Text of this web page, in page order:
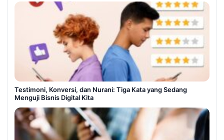
Testimoni, Konversi, dan Nurani: Tiga Kata yang Sedang
Menguji Bisnis Digital Kita